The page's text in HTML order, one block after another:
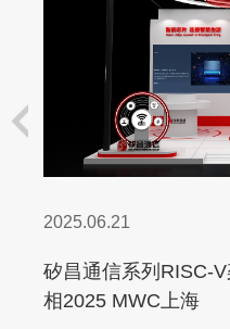
2025.06.21
矽昌通信系列RISC-
相2025 MWC上海